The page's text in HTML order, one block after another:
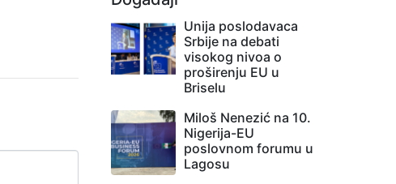
Unija poslodavaca
Srbije na debati
visokog nivoa o
proširenju EU u
Briselu
Miloš Nenezić na 10.
Nigerija-EU
poslovnom forumu u
Lagosu